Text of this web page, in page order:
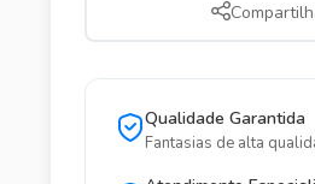
Qualidade Garantida
Fantasias de alta